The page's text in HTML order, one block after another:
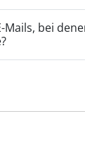
Mails, bei